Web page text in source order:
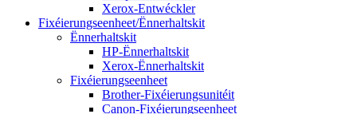
Xerox-Entwéckler
Fixéierungseenheet/Ënnerhaltskit
Ënnerhaltskit
HP-Ënnerhaltskit
Xerox-Ënnerhaltskit
Fixéierungseenheet
Brother-Fixéierungsunitéit
Canon-Fixéierungseenheet